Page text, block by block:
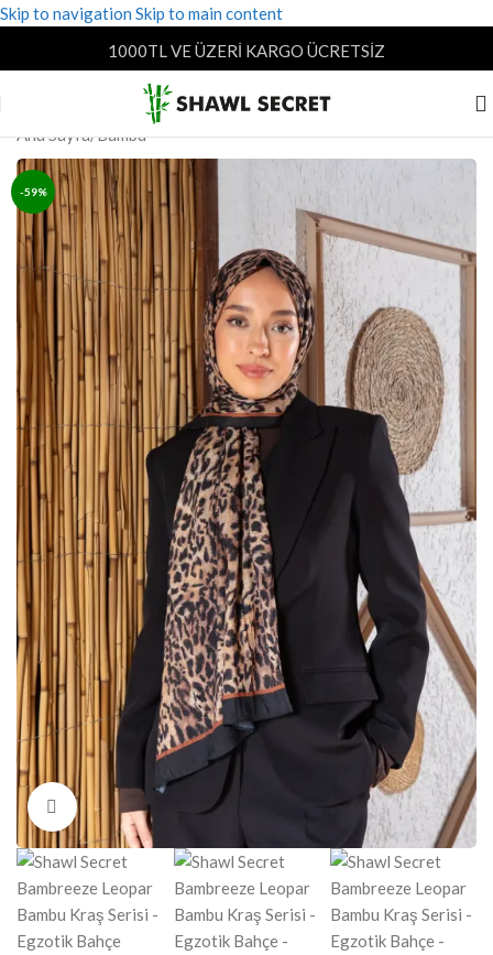
Skip to navigation Skip to main content
1000TL VE ÜZERİ KARGO ÜCRETSİZ
Ana Sayfa/Bambu
-59%
Click to enlarge